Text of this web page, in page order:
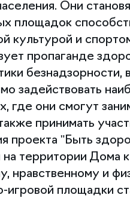
Они
площадок
культурой и
пропаганде
задействовать
где они смогут
принимать
проекта "Быть
территории Дома
нравственному и
игровой площадки